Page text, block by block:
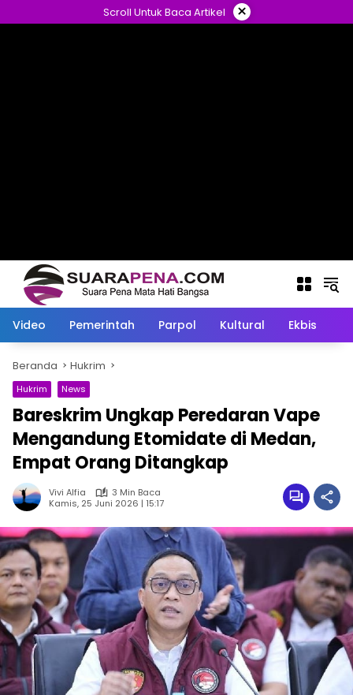
ke
Scroll Untuk Baca Artikel ×
Video Pemerintah Parpol Kultural Ekbis
Beranda Hukrim
Hukrim News
Bareskrim Ungkap Peredaran Vape
Mengandung Etomidate di Medan,
Empat Orang Ditangkap
Vivi Alfia
3 Min Baca
Kamis, 25 Juni 2026 | 15:17